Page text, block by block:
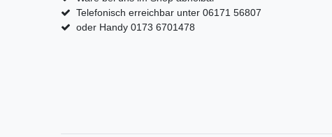
Telefonisch erreichbar unter 06171 56807
oder Handy 0173 6701478